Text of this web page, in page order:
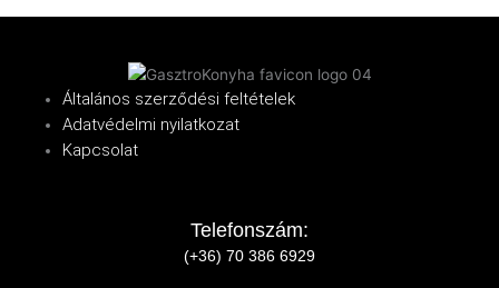
Általános szerződési feltételek
Adatvédelmi nyilatkozat
Kapcsolat
Telefonszám:
(+36) 70 386 6929